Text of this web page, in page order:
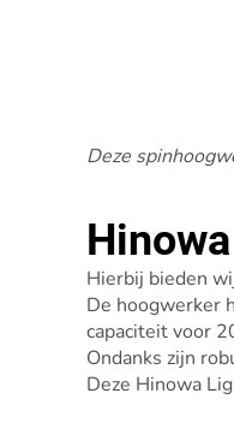
Deze
Hierbij bieden
De hoogwerker
capaciteit voor
Ondanks zijn
Deze Hinowa